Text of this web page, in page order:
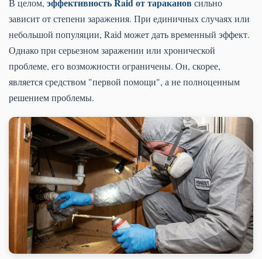
В целом, эффективность Raid от тараканов сильно
зависит от степени заражения. При единичных случаях или
небольшой популяции, Raid может дать временный эффект.
Однако при серьезном заражении или хронической
проблеме, его возможности ограничены. Он, скорее,
является средством "первой помощи", а не полноценным
решением проблемы.